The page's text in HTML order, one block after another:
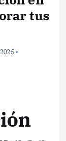
tus